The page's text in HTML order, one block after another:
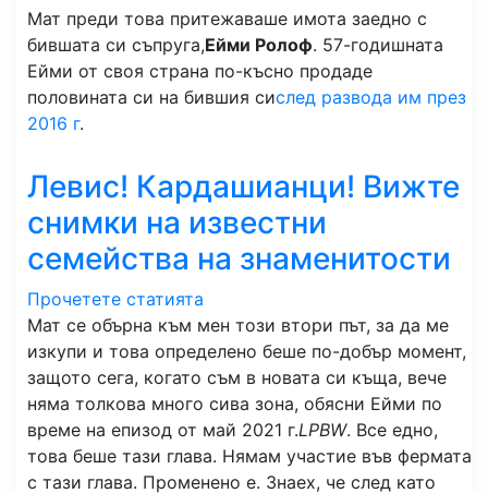
Мат преди това притежаваше имота заедно с
бившата си съпруга,Ейми Ролоф. 57-годишната
Ейми от своя страна по-късно продаде
половината си на бившия сислед развода им през
2016 г.
Левис! Кардашианци! Вижте
снимки на известни
семейства на знаменитости
Прочетете статията
Мат се обърна към мен този втори път, за да ме
изкупи и това определено беше по-добър момент,
защото сега, когато съм в новата си къща, вече
няма толкова много сива зона, обясни Ейми по
време на епизод от май 2021 г.LPBW. Все едно,
това беше тази глава. Нямам участие във фермата
с тази глава. Променено е. Знаех, че след като